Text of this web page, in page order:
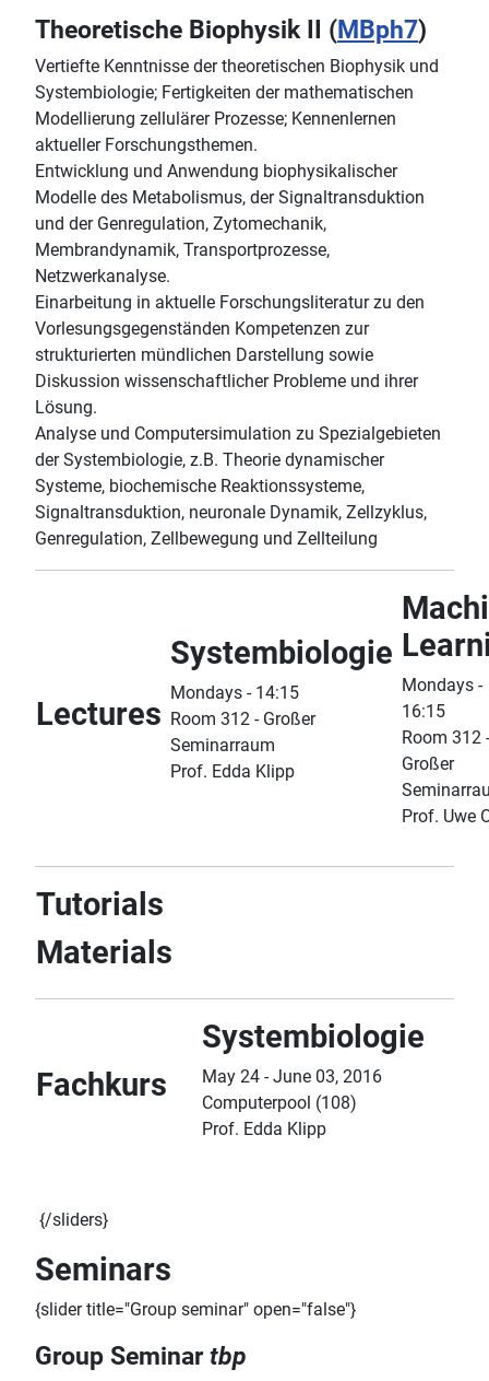
Theoretische Biophysik II (MBph7)
Vertiefte Kenntnisse der theoretischen Biophysik und
Systembiologie; Fertigkeiten der mathematischen
Modellierung zellulärer Prozesse; Kennenlernen
aktueller Forschungsthemen.
Entwicklung und Anwendung biophysikalischer
Modelle des Metabolismus, der Signaltransduktion
und der Genregulation, Zytomechanik,
Membrandynamik, Transportprozesse,
Netzwerkanalyse.
Einarbeitung in aktuelle Forschungsliteratur zu den
Vorlesungsgegenständen Kompetenzen zur
strukturierten mündlichen Darstellung sowie
Diskussion wissenschaftlicher Probleme und ihrer
Lösung.
Analyse und Computersimulation zu Spezialgebieten
der Systembiologie, z.B. Theorie dynamischer
Systeme, biochemische Reaktionssysteme,
Signaltransduktion, neuronale Dynamik, Zellzyklus,
Genregulation, Zellbewegung und Zellteilung
Lectures
Systembiologie
Mondays - 14:15
Room 312 - Großer
Seminarraum
Prof. Edda Klipp
Mondays -
16:15
Room 312 -
Großer
Prof. Uwe
Tutorials
Materials
Fachkurs
Systembiologie
May 24 - June 03, 2016
Computerpool (108)
Prof. Edda Klipp
{/sliders}
Seminars
{slider title="Group seminar" open="false"}
Group Seminar tbp